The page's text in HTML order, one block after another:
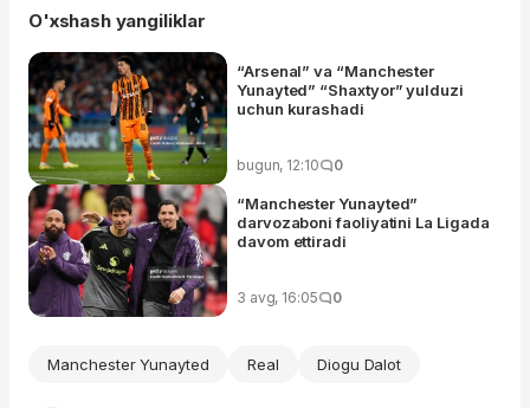
O'xshash yangiliklar
“Arsenal” va “Manchester
Yunayted” “Shaxtyor” yulduzi
uchun kurashadi
bugun, 12:10 0
“Manchester Yunayted”
darvozaboni faoliyatini La Ligada
davom ettiradi
3 avg, 16:05 0
Manchester Yunayted Real Diogu Dalot